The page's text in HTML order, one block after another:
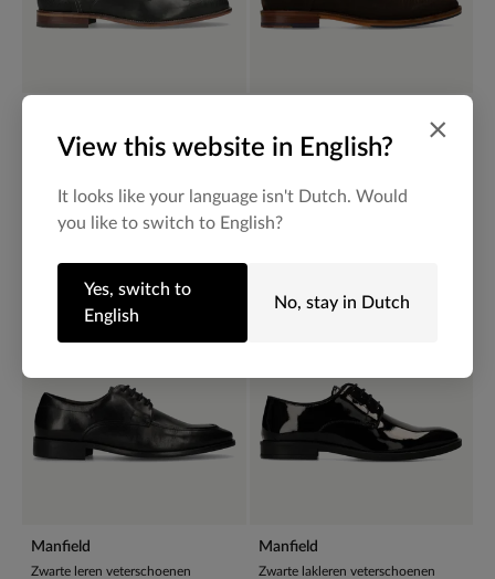
Zwarte leren veterschoenen Bruine suède veterschoenen
Manfield
Zwarte leren veterschoenen
-50%
Manfield
Zwarte lakleren veterschoenen
×
View this website in English?
It looks like your language isn't Dutch. Would
you like to switch to English?
Yes, switch to
English
No, stay in Dutch